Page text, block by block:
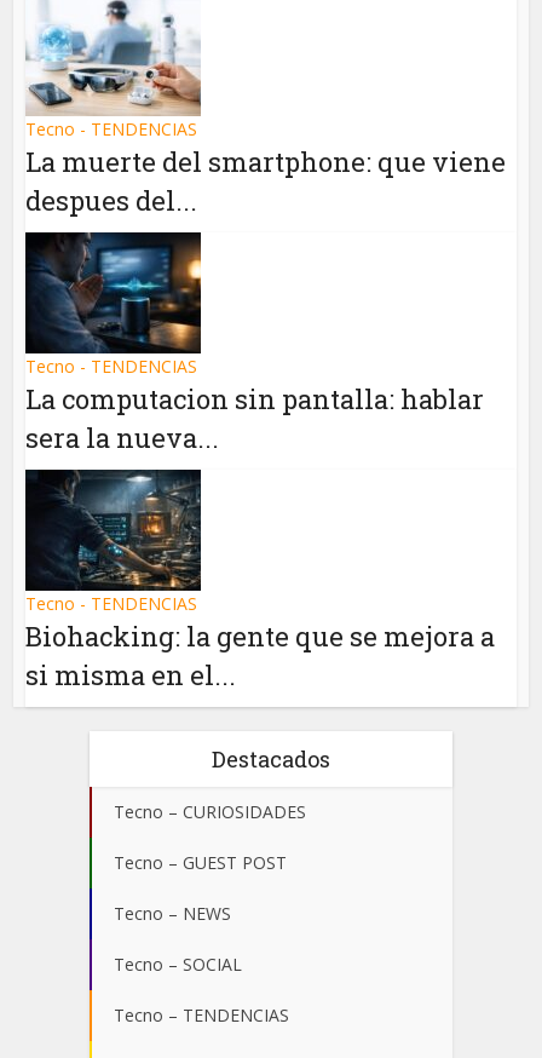
Tecno - TENDENCIAS
La muerte del smartphone: que viene
despues del...
Tecno - TENDENCIAS
La computacion sin pantalla: hablar
sera la nueva...
Tecno - TENDENCIAS
Biohacking: la gente que se mejora a
si misma en el...
Destacados
Tecno – CURIOSIDADES
Tecno – GUEST POST
Tecno – NEWS
Tecno – SOCIAL
Tecno – TENDENCIAS